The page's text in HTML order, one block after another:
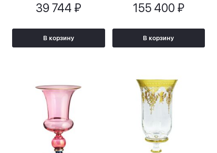
39 744 ₽
В корзину
155 400 ₽
В корзину